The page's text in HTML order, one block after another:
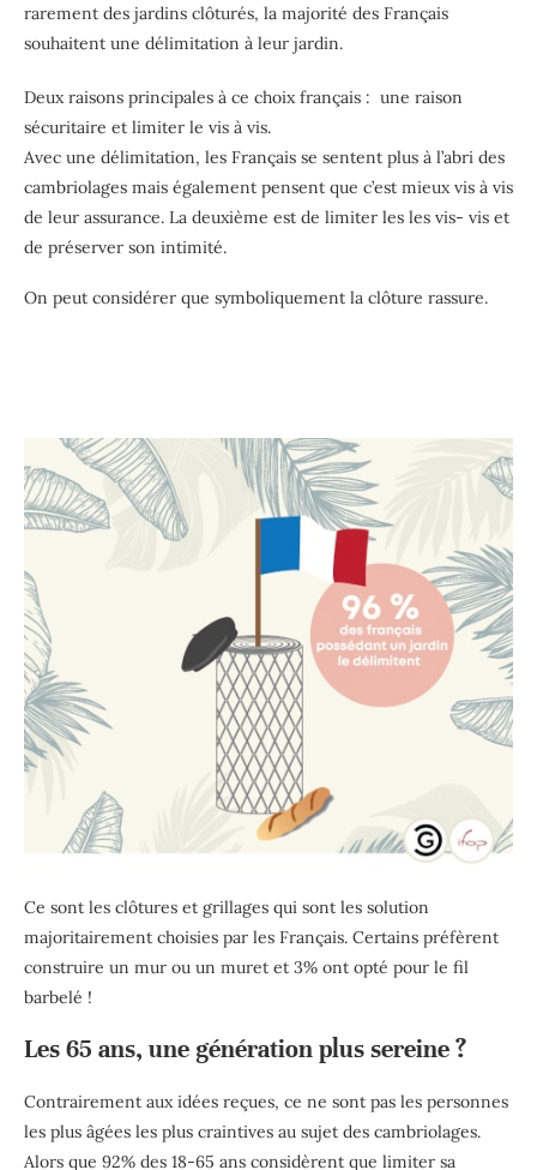
rarement des jardins clôturés, la majorité des Français
souhaitent une délimitation à leur jardin.
Deux raisons principales à ce choix français : une raison
sécuritaire et limiter le vis à vis.
Avec une délimitation, les Français se sentent plus à l’abri des
cambriolages mais également pensent que c’est mieux vis à vis
de leur assurance. La deuxième est de limiter les les vis- vis et
de préserver son intimité.
On peut considérer que symboliquement la clôture rassure.
Ce sont les clôtures et grillages qui sont les solution
majoritairement choisies par les Français. Certains préfèrent
construire un mur ou un muret et 3% ont opté pour le fil
barbelé !
Les 65 ans, une génération plus sereine ?
Contrairement aux idées reçues, ce ne sont pas les personnes
les plus âgées les plus craintives au sujet des cambriolages.
Alors que 92% des 18-65 ans considèrent que limiter sa